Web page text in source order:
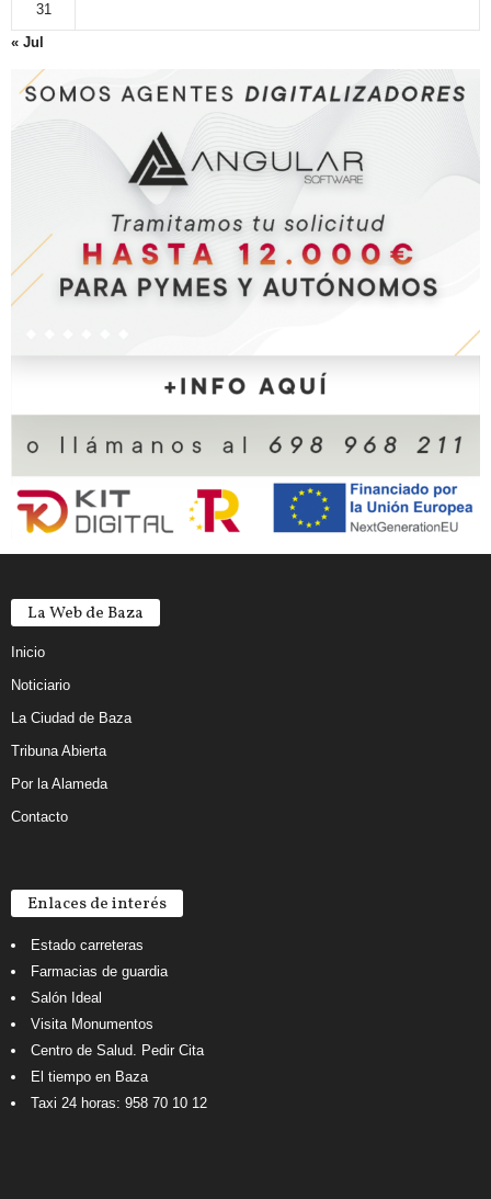
31
« Jul
La Web de Baza
Inicio
Noticiario
La Ciudad de Baza
Tribuna Abierta
Por la Alameda
Contacto
Enlaces de interés
Estado carreteras
Farmacias de guardia
Salón Ideal
Visita Monumentos
Centro de Salud. Pedir Cita
El tiempo en Baza
Taxi 24 horas: 958 70 10 12